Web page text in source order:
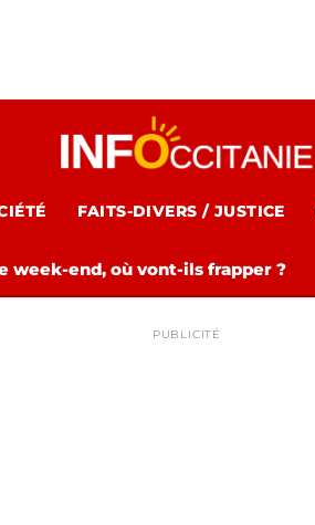
FAITS-DIVERS / JUSTICE
week-end, où vont-ils frapper ?
PUBLICITÉ